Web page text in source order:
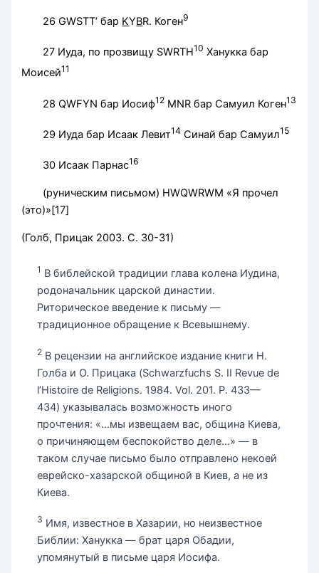
26 GWSTT’ бар KYBR. Коген9
27 Иуда, по прозвищу SWRTH10 Ханукка бар
Моисей11
28 QWFYN бар Иосиф12 MNR бар Самуил Коген13
29 Иуда бар Исаак Левит14 Синай бар Самуил15
30 Исаак Парнас16
(руническим письмом) HWQWRWM «Я прочел
(это)»[17]
(Голб, Прицак 2003. С. 30-31)
1 В библейской традиции глава колена Иудина,
родоначальник царской династии.
Риторическое введение к письму —
традиционное обращение к Всевышнему.
2 В рецензии на английское издание книги Н.
Голба и О. Прицака (Schwarzfuchs S. II Revue de
l’Histoire de Religions. 1984. Vol. 201. P. 433—
434) указывалась возможность иного
прочтения: «…мы извещаем вас, община Киева,
о причиняющем беспокойство деле…» — в
таком случае письмо было отправлено некоей
еврейско-хазарской общиной в Киев, а не из
Киева.
3 Имя, известное в Хазарии, но неизвестное
Библии: Ханукка — брат царя Обадии,
упомянутый в письме царя Иосифа.